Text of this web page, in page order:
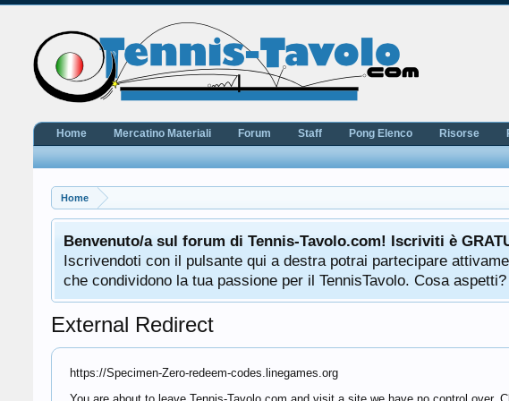
Home
Benvenuto/a sul forum di Tennis-Tavolo.com! Iscriviti è
Iscrivendoti con il pulsante qui a destra potrai partecipare
che condividono la tua passione per il TennisTavolo. Cosa
External Redirect
https://Specimen-Zero-redeem-codes.linegames.org
Home Mercatino Materiali Forum Staff Pong Elenco Risorse